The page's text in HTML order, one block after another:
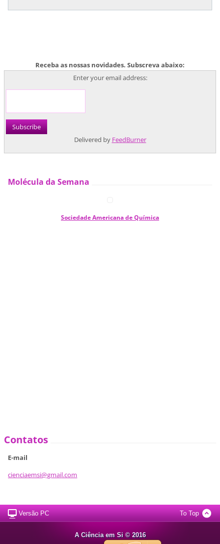
Receba as nossas novidades. Subscreva abaixo:
Enter your email address:
Delivered by FeedBurner
Molécula da Semana
Sociedade Americana de Química
Contatos
E-mail
cienciaemsi@gmail.com
Versão PC To Top
A Ciência em Si © 2016